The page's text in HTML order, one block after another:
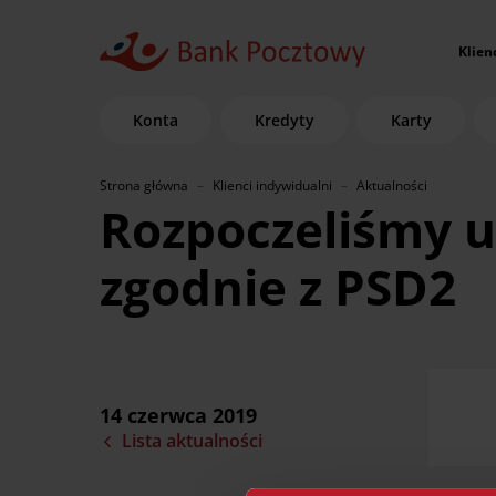
Konta Kredyty Karty
Strona główna Klienci indywidualni Aktualności
Rozpoczeliśmy
zgodnie z PSD2
14 czerwca 2019
Lista aktualności